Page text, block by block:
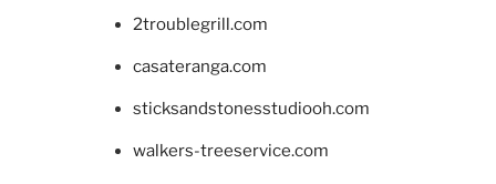
2troublegrill.com
casateranga.com
sticksandstonesstudiooh.com
walkers-treeservice.com